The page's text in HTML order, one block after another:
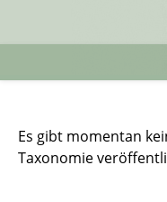
Es gibt momentan
Taxonomie